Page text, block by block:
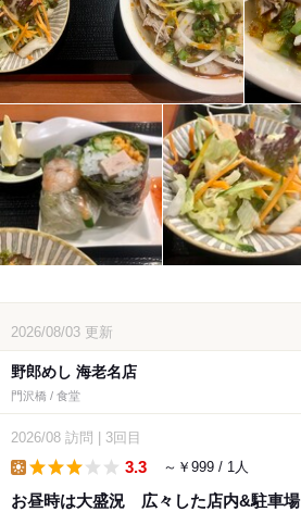
2026/08/03 更新
野郎めし 海老名店
門沢橋 / 食堂
2026/08 訪問 3回目
3.3 ～￥999 / 1人
お昼時は大盛況 広々した店内&駐車場